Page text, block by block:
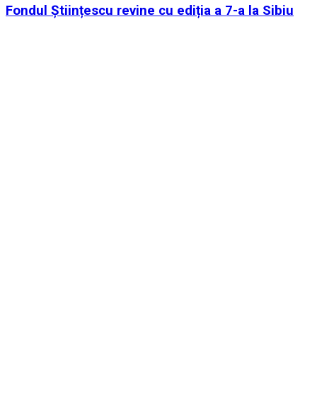
Fondul Științescu revine cu ediția a 7-a la Sibiu